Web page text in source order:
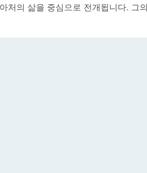
의 삶을 중심으로 전개됩니다. 그